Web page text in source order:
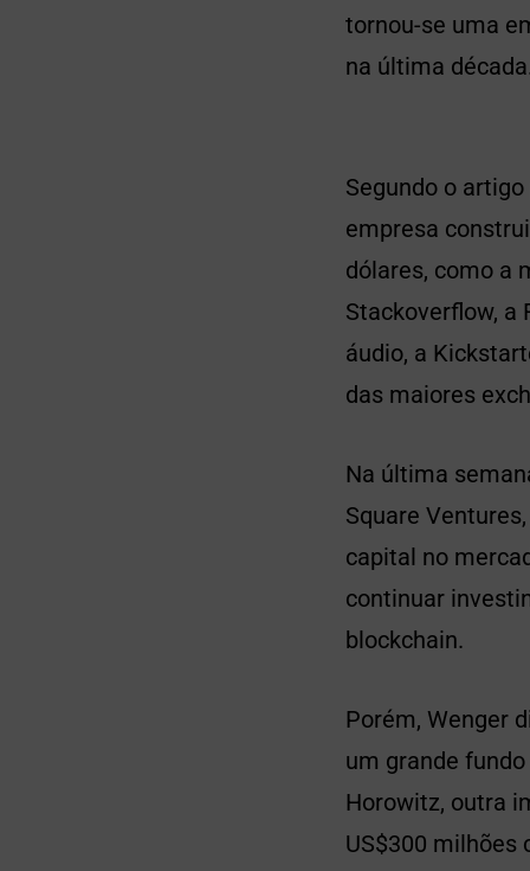
tornou-se uma
na última
Segundo o
empresa
dólares, como a
Stackoverflow, a
áudio, a
das maiores
Na última
Square
capital no
continuar
blockchain.
Porém, Wenger
um grande
Horowitz, outra
US$300 milhões